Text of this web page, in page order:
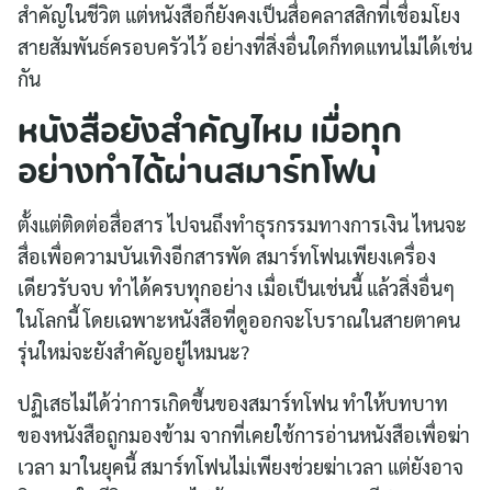
สำคัญในชีวิต แต่หนังสือก็ยังคงเป็นสื่อคลาสสิกที่เชื่อมโยง
สายสัมพันธ์ครอบครัวไว้ อย่างที่สิ่งอื่นใดก็ทดแทนไม่ได้เช่น
กัน
หนังสือยังสำคัญไหม เมื่อทุก
อย่างทำได้ผ่านสมาร์ทโฟน
ตั้งแต่ติดต่อสื่อสาร ไปจนถึงทำธุรกรรมทางการเงิน ไหนจะ
สื่อเพื่อความบันเทิงอีกสารพัด สมาร์ทโฟนเพียงเครื่อง
เดียวรับจบ ทำได้ครบทุกอย่าง เมื่อเป็นเช่นนี้ แล้วสิ่งอื่นๆ
ในโลกนี้ โดยเฉพาะหนังสือที่ดูออกจะโบราณในสายตาคน
รุ่นใหม่จะยังสำคัญอยู่ไหมนะ?
ปฏิเสธไม่ได้ว่าการเกิดขึ้นของสมาร์ทโฟน ทำให้บทบาท
ของหนังสือถูกมองข้าม จากที่เคยใช้การอ่านหนังสือเพื่อฆ่า
เวลา มาในยุคนี้ สมาร์ทโฟนไม่เพียงช่วยฆ่าเวลา แต่ยังอาจ